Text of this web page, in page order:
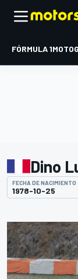
FÓRMULA 1
Dino
FECHA DE NACIMIENTO
1978-10-25